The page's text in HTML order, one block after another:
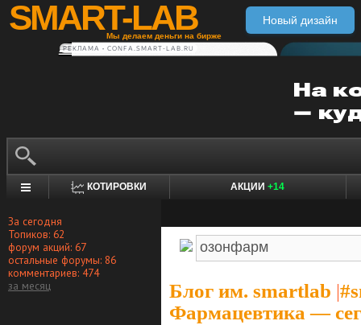
SMART-LAB
Мы делаем деньги на бирже
Новый дизайн
РЕКЛАМА • CONFA.SMART-LAB.RU
КОТИРОВКИ АКЦИИ +14
За сегодня
Топиков: 62
форум акций: 67
остальные форумы: 86
комментариев: 474
за месяц
Блог им. smartlab |
Фармацевтика —